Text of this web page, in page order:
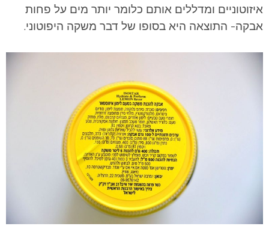
איזוטוניים ומדללים אותם כלומר יותר מים על פחות
אבקה- התוצאה היא בסופו של דבר משקה היפוטוני.